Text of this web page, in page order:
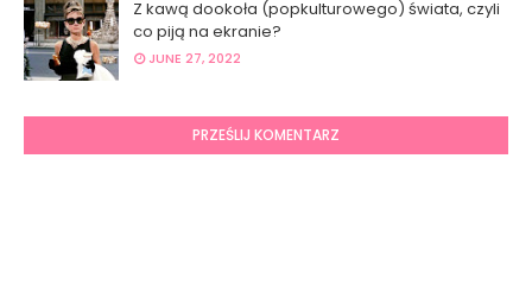
Z kawą dookoła (popkulturowego) świata, czyli
co piją na ekranie?
JUNE 27, 2022
PRZEŚLIJ KOMENTARZ